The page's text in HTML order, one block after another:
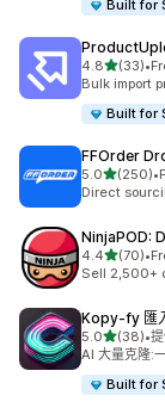
Built for
4.8滿分 5 顆
(33)
共有 33 則評
•
Bulk import
Built for
FFOrder
5.0滿分 5 顆
(250)
共有 250 則•
Direct
NinjaPOD:
4.4滿分 5 顆
(70)
共有 70 則評
•
Sell 2,500+
Kopy‑fy 匯
5.0滿分 5 顆
(38)
共有 38 則評
•
AI 大量克隆:
Built for